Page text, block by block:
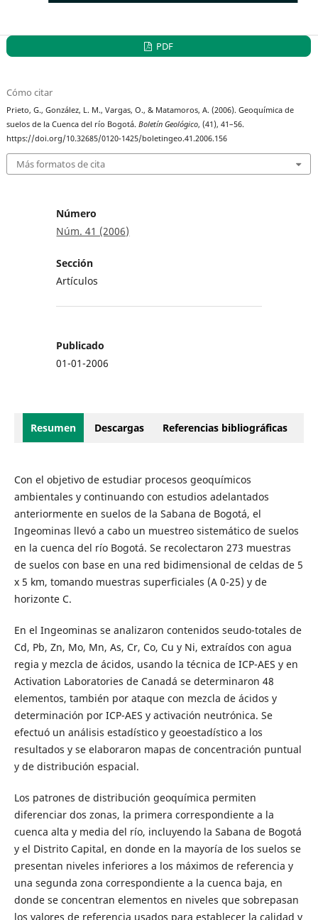
PDF
Cómo citar
Prieto, G., González, L. M., Vargas, O., & Matamoros, A. (2006). Geoquímica de
suelos de la Cuenca del río Bogotá.Boletín Geológico, (41), 41–56.
https://doi.org/10.32685/0120-1425/boletingeo.41.2006.156
Más formatos de cita
Número
Núm. 41 (2006)
Sección
Artículos
Publicado
01-01-2006
Resumen Descargas Referencias bibliográficas
Con el objetivo de estudiar procesos geoquímicos
ambientales y continuando con estudios adelantados
anteriormente en suelos de la Sabana de Bogotá, el
Ingeominas llevó a cabo un muestreo sistemático de suelos
en la cuenca del río Bogotá. Se recolectaron 273 muestras
de suelos con base en una red bidimensional de celdas de 5
x 5 km, tomando muestras superficiales (A 0-25) y de
horizonte C.
En el Ingeominas se analizaron contenidos seudo-totales de
Cd, Pb, Zn, Mo, Mn, As, Cr, Co, Cu y Ni, extraídos con agua
regia y mezcla de ácidos, usando la técnica de ICP-AES y en
Activation Laboratories de Canadá se determinaron 48
elementos, también por ataque con mezcla de ácidos y
determinación por ICP-AES y activación neutrónica. Se
efectuó un análisis estadístico y geoestadístico a los
resultados y se elaboraron mapas de concentración puntual
y de distribución espacial.
Los patrones de distribución geoquímica permiten
diferenciar dos zonas, la primera correspondiente a la
cuenca alta y media del río, incluyendo la Sabana de Bogotá
y el Distrito Capital, en donde en la mayoría de los suelos se
presentan niveles inferiores a los máximos de referencia y
una segunda zona correspondiente a la cuenca baja, en
donde se concentran elementos en niveles que sobrepasan
los valores de referencia usados para establecer la calidad y